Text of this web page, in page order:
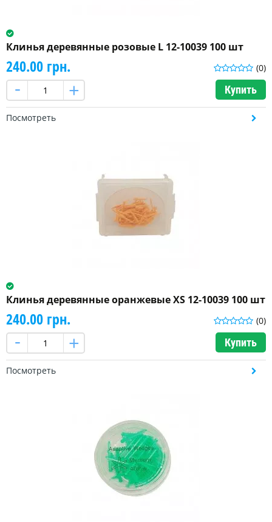
Клинья деревянные розовые L 12-10039 100 шт
(0)
240.00 грн.
Купить
Посмотреть
Клинья деревянные оранжевые XS 12-10039 100 шт
(0)
240.00 грн.
Купить
Посмотреть